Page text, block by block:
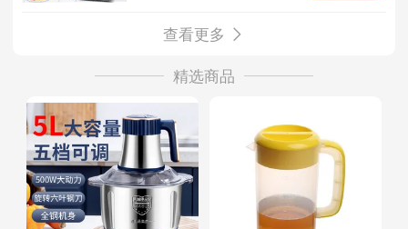
查看更多
精选商品